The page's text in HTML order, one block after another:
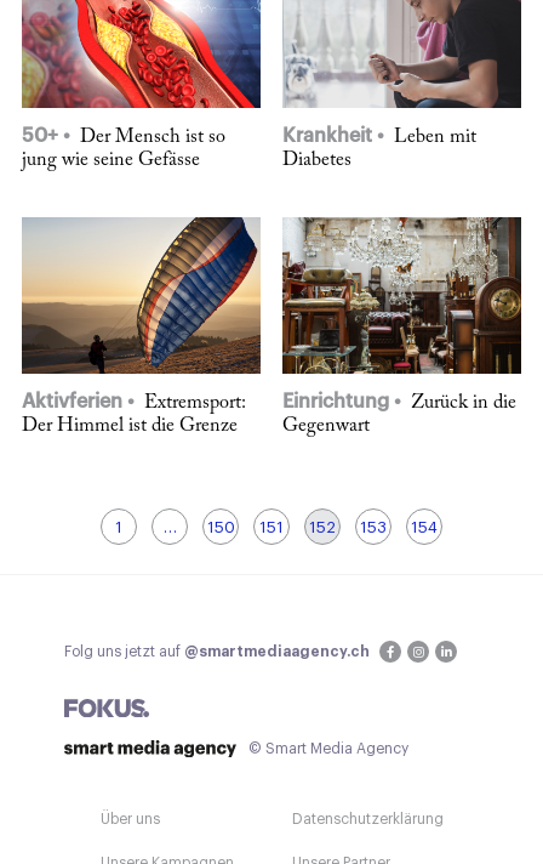
50+
Der Mensch ist so
jung wie seine Gefässe
Krankheit
Leben mit
Diabetes
Aktivferien
Extremsport:
Der Himmel ist die Grenze
Einrichtung
Zurück in die
Gegenwart
1 … 150 151 152 153 154
Folg uns jetzt auf @smartmediaagency.ch
© Smart Media Agency
Über uns Datenschutzerklärung